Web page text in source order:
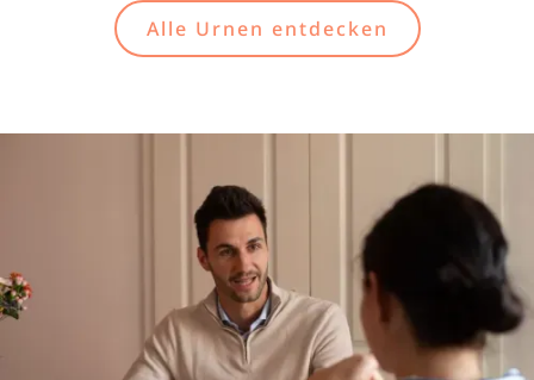
Alle Urnen entdecken